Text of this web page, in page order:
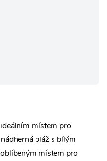
místem pro
pláž s bílým
místem pro